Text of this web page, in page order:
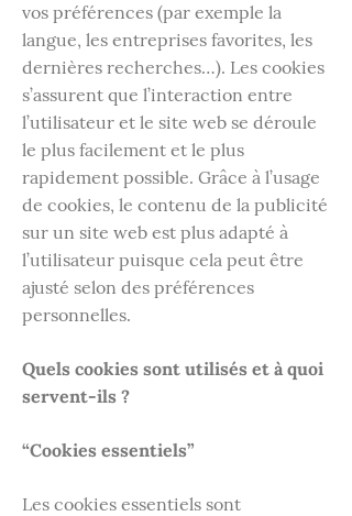
vos préférences (par exemple la
langue, les entreprises favorites, les
dernières recherches…). Les cookies
s’assurent que l’interaction entre
l’utilisateur et le site web se déroule
le plus facilement et le plus
rapidement possible. Grâce à l’usage
de cookies, le contenu de la publicité
sur un site web est plus adapté à
l’utilisateur puisque cela peut être
ajusté selon des préférences
personnelles.
Quels cookies sont utilisés et à quoi
servent-ils ?
“Cookies essentiels”
Les cookies essentiels sont